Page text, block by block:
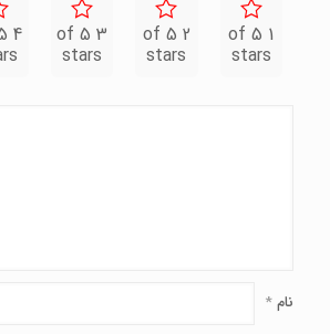
1 of 5
stars
2 of 5
stars
3 of 5
stars
نام*